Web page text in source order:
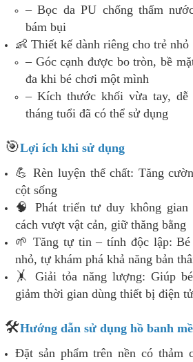
– Bọc da PU chống thấm
bám bụi
👶 Thiết kế dành riêng cho trẻ nhỏ
– Góc cạnh được bo tròn, bề
đa khi bé chơi một mình
– Kích thước khối vừa tay, dễ
tháng tuổi đã có thể sử dụng
🎯Lợi ích khi sử dụng
💪 Rèn luyện thể chất: Tăng
cột sống
🧠 Phát triển tư duy không
cách vượt vật cản, giữ thăng bằng
🌱 Tăng tự tin – tính độc lập: Bé
nhỏ, tự khám phá khả năng bản
🤸 Giải tỏa năng lượng: Giúp
giảm thời gian dùng thiết bị điện tử
🛠️Hướng dẫn sử dụng hồ banh
Đặt sản phẩm trên nền có thảm